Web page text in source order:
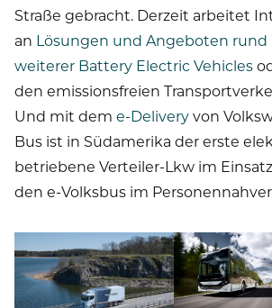
Straße gebracht. Derzeit arbeitet
an Lösungen und Angeboten rund
weiterer Battery Electric Vehicles
den emissionsfreien
Und mit dem e-Deliveryvon
Bus ist in Südamerika der erste
betriebene Verteiler-Lkw im
den e-Volksbus im